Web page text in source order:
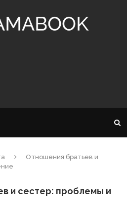
Отношения братьев и
и сестер: проблемы и